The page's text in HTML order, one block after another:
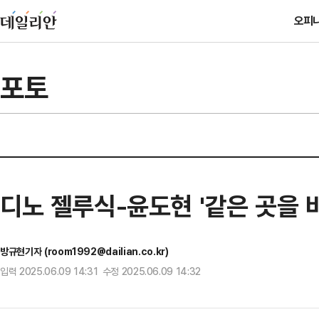
오피
포토
디노 젤루식-윤도현 '같은 곳을
방규현기자 (room1992@dailian.co.kr)
입력 2025.06.09 14:31 수정 2025.06.09 14:32